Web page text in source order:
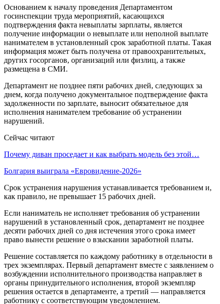
Основанием к началу проведения Департаментом
госинспекции труда мероприятий, касающихся
подтверждения факта невыплаты зарплаты, является
получение информации о невыплате или неполной выплате
нанимателем в установленный срок заработной платы. Такая
информация может быть получена от правоохранительных,
других госорганов, организаций или физлиц, а также
размещена в СМИ.
Департамент не позднее пяти рабочих дней, следующих за
днем, когда получено документальное подтверждение факта
задолженности по зарплате, выносит обязательное для
исполнения нанимателем требование об устранении
нарушений.
Сейчас читают
Почему диван проседает и как выбрать модель без этой…
Болгария выиграла «Евровидение-2026»
Срок устранения нарушения устанавливается требованием и,
как правило, не превышает 15 рабочих дней.
Если наниматель не исполняет требования об устранении
нарушений в установленный срок, департамент не позднее
десяти рабочих дней со дня истечения этого срока имеет
право вынести решение о взыскании заработной платы.
Решение составляется по каждому работнику в отдельности в
трех экземплярах. Первый департамент вместе с заявлением о
возбуждении исполнительного производства направляет в
органы принудительного исполнения, второй экземпляр
решения остается в департаменте, а третий — направляется
работнику с соответствующим уведомлением.